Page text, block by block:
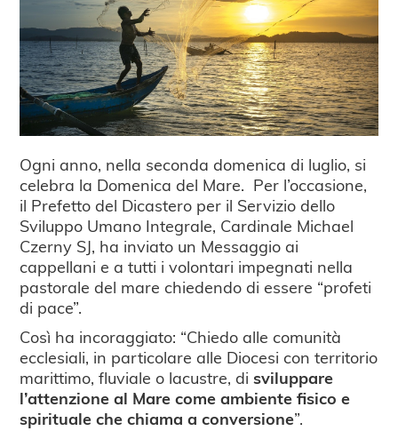
Ogni anno, nella seconda domenica di luglio, si
celebra la Domenica del Mare. Per l’occasione,
il Prefetto del Dicastero per il Servizio dello
Sviluppo Umano Integrale, Cardinale Michael
Czerny SJ, ha inviato un Messaggio ai
cappellani e a tutti i volontari impegnati nella
pastorale del mare chiedendo di essere “profeti
di pace”.
Così ha incoraggiato: “Chiedo alle comunità
ecclesiali, in particolare alle Diocesi con territorio
marittimo, fluviale o lacustre, disviluppare
l’attenzione al Mare come ambiente fisico e
spirituale che chiama a conversione”.